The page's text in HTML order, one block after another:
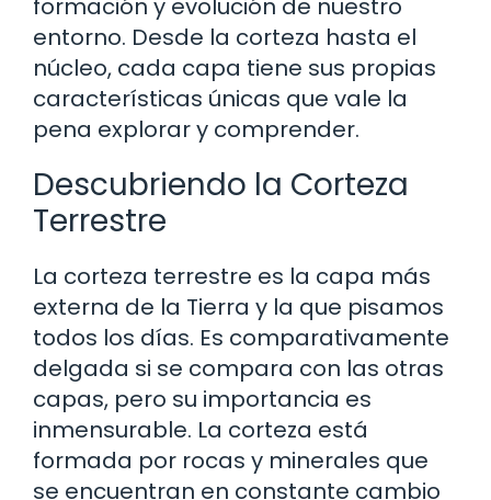
formación y evolución de nuestro
entorno. Desde la corteza hasta el
núcleo, cada capa tiene sus propias
características únicas que vale la
pena explorar y comprender.
Descubriendo la Corteza
Terrestre
La corteza terrestre es la capa más
externa de la Tierra y la que pisamos
todos los días. Es comparativamente
delgada si se compara con las otras
capas, pero su importancia es
inmensurable. La corteza está
formada por rocas y minerales que
se encuentran en constante cambio